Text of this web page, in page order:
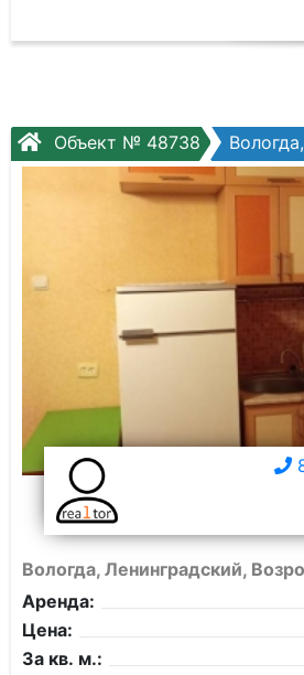
Объект № 48738 Вологда,
Вологда, Ленинградский,
Аренда:
Цена:
За кв. м.: